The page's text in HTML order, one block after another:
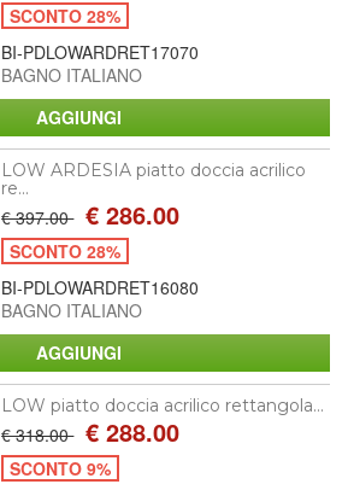
SCONTO 28%
BI-PDLOWARDRET17070
BAGNO ITALIANO
LOW ARDESIA piatto doccia acrilico
re...
€ 397.00 € 286.00
SCONTO 28%
BI-PDLOWARDRET16080
BAGNO ITALIANO
LOW piatto doccia acrilico rettangola...
€ 318.00 € 288.00
SCONTO 9%